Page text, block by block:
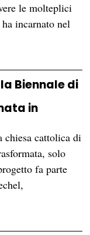
le molteplici
incarnato nel
Biennale di
in
chiesa cattolica di
solo
fa parte